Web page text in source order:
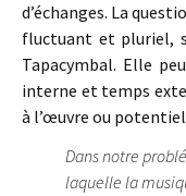
d’échanges. La
fluctuant et pluriel,
Tapacymbal. Elle
interne et temps
à l’œuvre ou
Dans notre
laquelle la